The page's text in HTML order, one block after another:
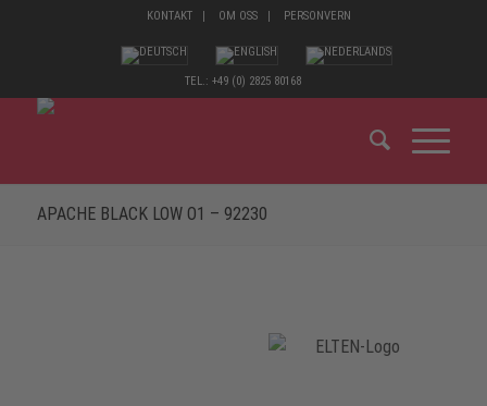
KONTAKT OM OSS PERSONVERN
TEL.: +49 (0) 2825 80168
APACHE BLACK LOW O1 – 92230